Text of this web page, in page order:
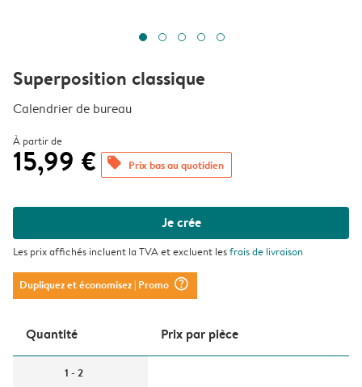
Superposition classique
Calendrier de bureau
À partir de
15,99 € offers Prix bas au quotidien
Je crée
Les prix affichés incluent la TVA et excluent lesfrais de livraison
Dupliquez et économisez| Promo question_mark_circle
Quantité Prix ​​par pièce
1 - 2